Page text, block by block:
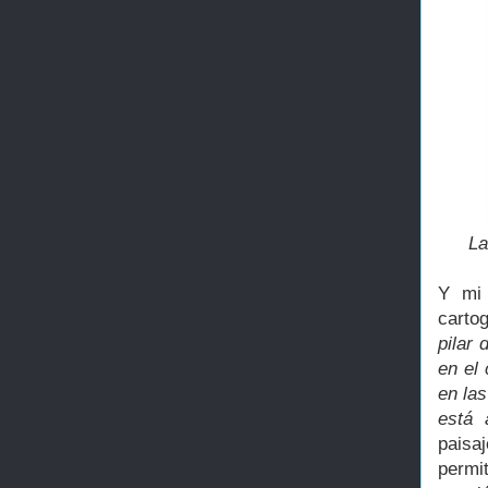
Y mi
pilar
en el
en
está